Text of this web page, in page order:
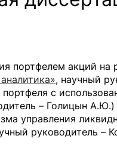
портфелем акций
, научный
с
– Голицын А.Ю.)
управления
руководитель –